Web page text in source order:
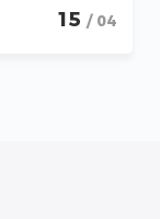
15 / 04